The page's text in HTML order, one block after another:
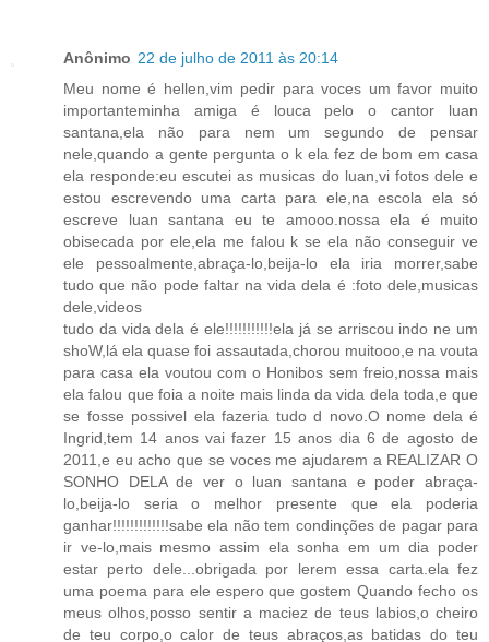
Anônimo 22 de julho de 2011 às 20:14
Meu nome é hellen,vim pedir para voces um favor muito
importanteminha amiga é louca pelo o cantor luan
santana,ela não para nem um segundo de pensar
nele,quando a gente pergunta o k ela fez de bom em casa
ela responde:eu escutei as musicas do luan,vi fotos dele e
estou escrevendo uma carta para ele,na escola ela só
escreve luan santana eu te amooo.nossa ela é muito
obisecada por ele,ela me falou k se ela não conseguir ve
ele pessoalmente,abraça-lo,beija-lo ela iria morrer,sabe
tudo que não pode faltar na vida dela é :foto dele,musicas
dele,videos
tudo da vida dela é ele!!!!!!!!!!!ela já se arriscou indo ne um
shoW,lá ela quase foi assautada,chorou muitooo,e na vouta
para casa ela voutou com o Honibos sem freio,nossa mais
ela falou que foia a noite mais linda da vida dela toda,e que
se fosse possivel ela fazeria tudo d novo.O nome dela é
Ingrid,tem 14 anos vai fazer 15 anos dia 6 de agosto de
2011,e eu acho que se voces me ajudarem a REALIZAR O
SONHO DELA de ver o luan santana e poder abraça-
lo,beija-lo seria o melhor presente que ela poderia
ganhar!!!!!!!!!!!!!sabe ela não tem condinções de pagar para
ir ve-lo,mais mesmo assim ela sonha em um dia poder
estar perto dele...obrigada por lerem essa carta.ela fez
uma poema para ele espero que gostem Quando fecho os
meus olhos,posso sentir a maciez de teus labios,o cheiro
de teu corpo,o calor de teus abraços,as batidas do teu